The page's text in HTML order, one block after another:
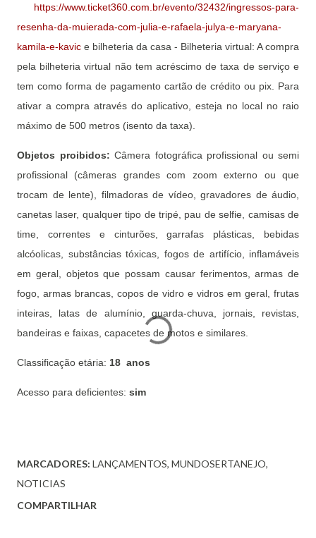
https://www.ticket360.com.br/evento/32432/ingressos-para-
resenha-da-muierada-com-julia-e-rafaela-julya-e-maryana-
kamila-e-kavic e bilheteria da casa - Bilheteria virtual: A compra
pela bilheteria virtual não tem acréscimo de taxa de serviço e
tem como forma de pagamento cartão de crédito ou pix. Para
ativar a compra através do aplicativo, esteja no local no raio
máximo de 500 metros (isento da taxa).
Objetos proibidos: Câmera fotográfica profissional ou semi
profissional (câmeras grandes com zoom externo ou que
trocam de lente), filmadoras de vídeo, gravadores de áudio,
canetas laser, qualquer tipo de tripé, pau de selfie, camisas de
time, correntes e cinturões, garrafas plásticas, bebidas
alcóolicas, substâncias tóxicas, fogos de artifício, inflamáveis
em geral, objetos que possam causar ferimentos, armas de
fogo, armas brancas, copos de vidro e vidros em geral, frutas
inteiras, latas de alumínio, guarda-chuva, jornais, revistas,
bandeiras e faixas, capacetes de motos e similares.
Classificação etária: 18 anos
Acesso para deficientes: sim
MARCADORES: LANÇAMENTOS MUNDOSERTANEJO
NOTICIAS
COMPARTILHAR